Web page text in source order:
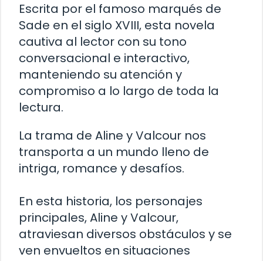
Escrita por el famoso marqués de
Sade en el siglo XVIII, esta novela
cautiva al lector con su tono
conversacional e interactivo,
manteniendo su atención y
compromiso a lo largo de toda la
lectura.
La trama de Aline y Valcour nos
transporta a un mundo lleno de
intriga, romance y desafíos.
En esta historia, los personajes
principales, Aline y Valcour,
atraviesan diversos obstáculos y se
ven envueltos en situaciones